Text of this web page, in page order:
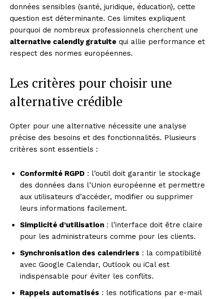
données sensibles (santé, juridique, éducation), cette
question est déterminante. Ces limites expliquent
pourquoi de nombreux professionnels cherchent une
alternative calendly gratuite qui allie performance et
respect des normes européennes.
Les critères pour choisir une
alternative crédible
Opter pour une alternative nécessite une analyse
précise des besoins et des fonctionnalités. Plusieurs
critères sont essentiels :
Conformité RGPD : l’outil doit garantir le stockage
des données dans l’Union européenne et permettre
aux utilisateurs d’accéder, modifier ou supprimer
leurs informations facilement.
Simplicité d’utilisation : l’interface doit être claire
pour les administrateurs comme pour les clients.
Synchronisation des calendriers : la compatibilité
avec Google Calendar, Outlook ou iCal est
indispensable pour éviter les conflits.
Rappels automatisés : les notifications par e-mail